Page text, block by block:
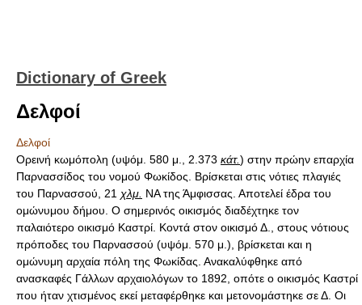
Dictionary of Greek
Δελφοί
Δελφοί
Ορεινή κωμόπολη (υψόμ. 580 μ., 2.373 κάτ.) στην πρώην επαρχία
Παρνασσίδος του νομού Φωκίδος. Βρίσκεται στις νότιες πλαγιές
του Παρνασσού, 21 χλμ. ΝΑ της Άμφισσας. Αποτελεί έδρα του
ομώνυμου δήμου. Ο σημερινός οικισμός διαδέχτηκε τον
παλαιότερο οικισμό Καστρί. Κοντά στον οικισμό Δ., στους νότιους
πρόποδες του Παρνασσού (υψόμ. 570 μ.), βρίσκεται και η
ομώνυμη αρχαία πόλη της Φωκίδας. Ανακαλύφθηκε από
ανασκαφές Γάλλων αρχαιολόγων το 1892, οπότε ο οικισμός Καστρί
που ήταν χτισμένος εκεί μεταφέρθηκε και μετονομάστηκε σε Δ. Οι